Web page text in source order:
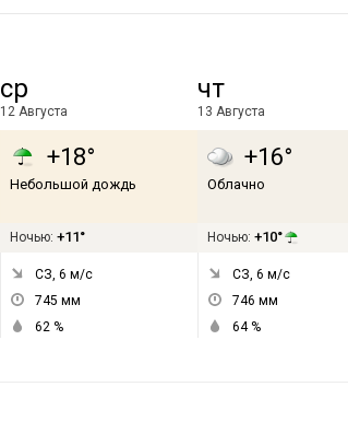
ср
12 Августа
+18°
Небольшой дождь
Ночью: +11°
СЗ, 6 м/с
745 мм
62 %
чт
13 Августа
+16°
Облачно
Ночью: +10°
СЗ, 6 м/с
746 мм
64%